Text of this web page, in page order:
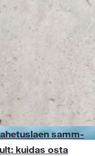
samm-
kuidas osta